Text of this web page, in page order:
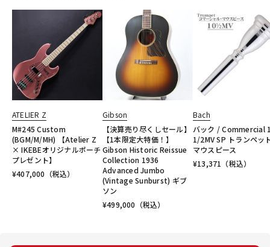
ATELIER Z
M#245 Custom
(BGM/M/MH) 【Atelier Z
× IKEBEオリジナルポーチ
プレゼント】
¥407,000 （税込）
Gibson
【決算売り尽くしセール】
【1本限定大特価！】
Gibson Historic Reissue
Collection 1936
Advanced Jumbo
(Vintage Sunburst) ギブ
ソン
¥499,000 （税込）
Bach
バック / Commercial
1/2MV SP トランペッ
マウスピース
¥13,371 （税込）